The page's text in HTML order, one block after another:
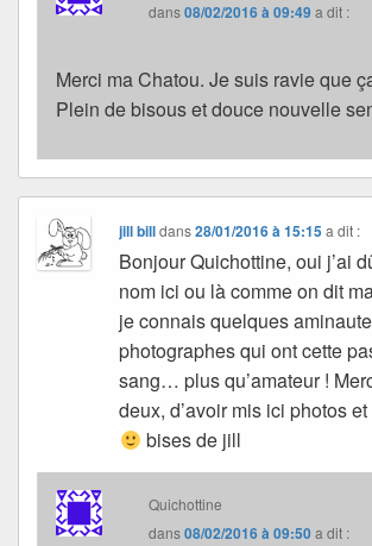
dans08/02/2016 à 09:49a dit :
Merci ma Chatou. Je suis ravie que
Plein de bisous et douce nouvelle
jill billdans28/01/2016 à 15:15 a dit :
Bonjour Quichottine, oui j’ai
nom ici ou là comme on dit
je connais quelques
photographes qui ont cette
sang… plus qu’amateur !
deux, d’avoir mis ici photos
bises de jill
Quichottine
dans08/02/2016 à 09:50a dit :